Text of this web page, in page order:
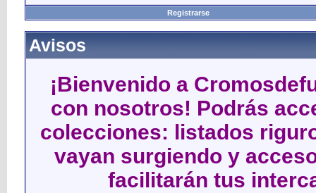
Registrarse
Avisos
¡Bienvenido a
con nosotros! Podrás
colecciones: listados
vayan surgiendo y
facilitarán tus